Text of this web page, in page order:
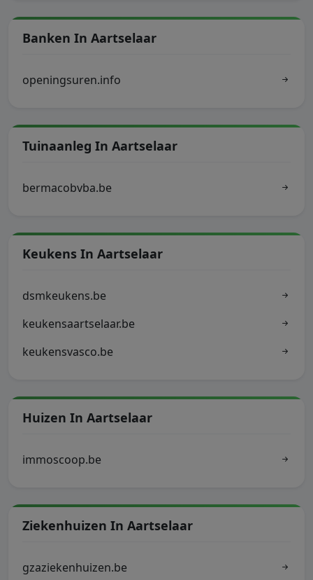
Banken In Aartselaar
openingsuren.info
Tuinaanleg In Aartselaar
bermacobvba.be
Keukens In Aartselaar
dsmkeukens.be
keukensaartselaar.be
keukensvasco.be
Huizen In Aartselaar
immoscoop.be
Ziekenhuizen In Aartselaar
gzaziekenhuizen.be